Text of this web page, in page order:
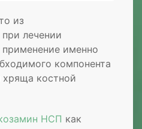
из
лечении
именно
компонента
костной
НСП как